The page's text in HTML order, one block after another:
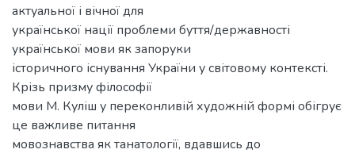
актуальної і вічної для
української нації проблеми буття/державності
української мови як запоруки
історичного існування України у світовому контексті.
Крізь призму філософії
мови М. Куліш у переконливій художній формі обігрує
це важливе питання
мовознавства як танатології, вдавшись до